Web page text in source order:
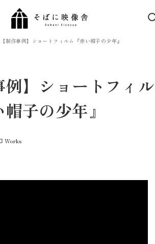
【制作事例】ショートフィルム『赤い帽子の少年』
例】ショートフィル
子の少年』
Works